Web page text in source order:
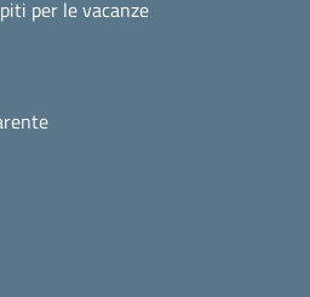
per le vacanze